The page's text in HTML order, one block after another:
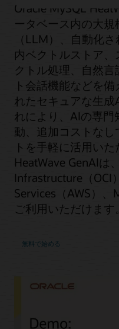
Oracle MySQL
ータベース内の大
（LLM）、自動化
内ベクトルストア
クトル処理、自然
ト会話機能などを
れたセキュアな生成
れにより、AIの専門
動、追加コストなし
トを手軽に活用い
HeatWave GenAIは
Infrastructure（OCI
Services（AWS）
ご利用いただけます。
無料で始める